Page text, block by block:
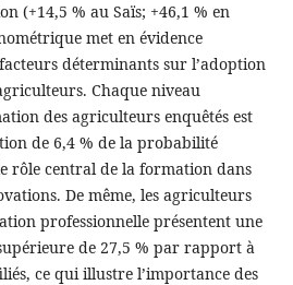
(+14,5 % au Saïs; +46,1 % en
met en évidence
déterminants sur l’adoption
Chaque niveau
des agriculteurs enquêtés est
de 6,4 % de la probabilité
rôle central de la formation dans
De même, les agriculteurs
professionnelle présentent une
de 27,5 % par rapport à
ce qui illustre l’importance des